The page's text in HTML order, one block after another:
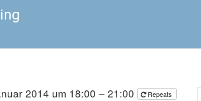
2014 um 18:00 – 21:00 Repeats